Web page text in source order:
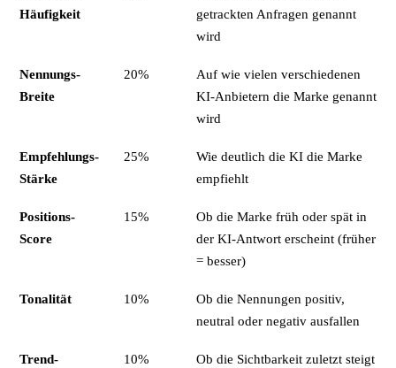
Häufigkeit
getrackten Anfragen genannt
wird
Nennungs-
Breite
20%
Auf wie vielen verschiedenen
KI-Anbietern die Marke genannt
wird
Empfehlungs-
Stärke
25%
Wie deutlich die KI die Marke
empfiehlt
Positions-
Score
15%
Ob die Marke früh oder spät in
der KI-Antwort erscheint (früher
= besser)
Tonalität 10%
Ob die Nennungen positiv,
neutral oder negativ ausfallen
Trend-
10%
Ob die Sichtbarkeit zuletzt steigt